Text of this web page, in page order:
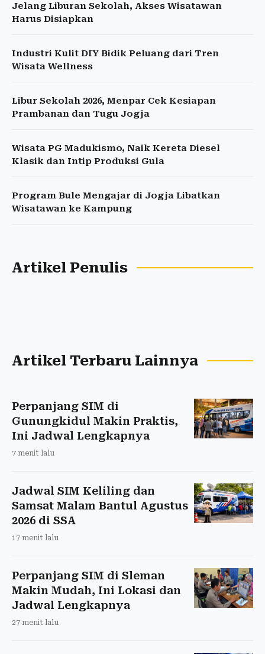
Jelang Liburan Sekolah, Akses Wisatawan
Harus Disiapkan
Industri Kulit DIY Bidik Peluang dari Tren
Wisata Wellness
Libur Sekolah 2026, Menpar Cek Kesiapan
Prambanan dan Tugu Jogja
Wisata PG Madukismo, Naik Kereta Diesel
Klasik dan Intip Produksi Gula
Program Bule Mengajar di Jogja Libatkan
Wisatawan ke Kampung
Artikel Penulis
Artikel Terbaru Lainnya
Perpanjang SIM di
Gunungkidul Makin Praktis,
Ini Jadwal Lengkapnya
7 menit lalu
Jadwal SIM Keliling dan
Samsat Malam Bantul Agustus
2026 di SSA
17 menit lalu
Perpanjang SIM di Sleman
Makin Mudah, Ini Lokasi dan
Jadwal Lengkapnya
27 menit lalu